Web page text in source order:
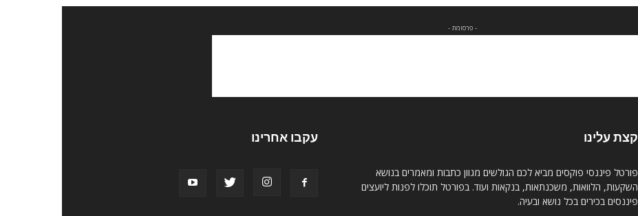
- פרסומת -
קצת עלינו
פורטל פיננסי פוקסים מביא לכם הגולשים מגוון כתבות ומאמרים בנושא
השקעות, הלוואות, משכנתאות, בנקאות ועוד. בפורטל תוכלו לפנות ליועצים
פיננסים בכירים בכל נושא ובעיה.
עקבו אחרינו